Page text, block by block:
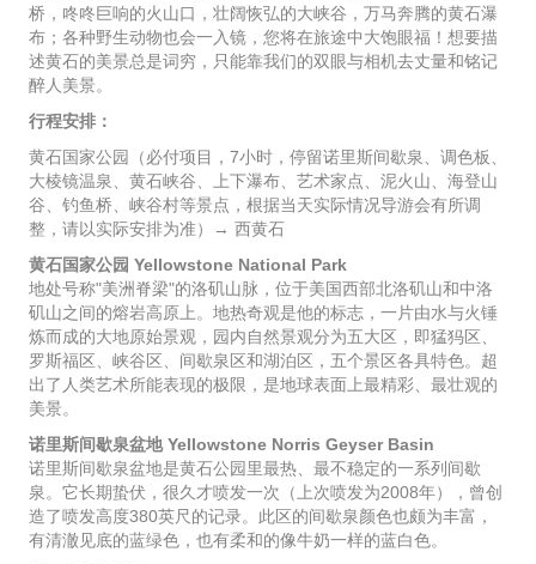
桥，咚咚巨响的火山口，壮阔恢弘的大峡谷，万马奔腾的黄石瀑
布；各种野生动物也会一入镜，您将在旅途中大饱眼福！想要描
述黄石的美景总是词穷，只能靠我们的双眼与相机去丈量和铭记
醉人美景。
行程安排：
黄石国家公园（必付项目，7小时，停留诺里斯间歇泉、调色板、
大棱镜温泉、黄石峡谷、上下瀑布、艺术家点、泥火山、海登山
谷、钓鱼桥、峡谷村等景点，根据当天实际情况导游会有所调
整，请以实际安排为准）→ 西黄石
黄石国家公园 Yellowstone National Park
地处号称"美洲脊梁"的洛矶山脉，位于美国西部北洛矶山和中洛
矶山之间的熔岩高原上。地热奇观是他的标志，一片由水与火锤
炼而成的大地原始景观，园内自然景观分为五大区，即猛犸区、
罗斯福区、峡谷区、间歇泉区和湖泊区，五个景区各具特色。超
出了人类艺术所能表现的极限，是地球表面上最精彩、最壮观的
美景。
诺里斯间歇泉盆地 Yellowstone Norris Geyser Basin
诺里斯间歇泉盆地是黄石公园里最热、最不稳定的一系列间歇
泉。它长期蛰伏，很久才喷发一次（上次喷发为2008年），曾创
造了喷发高度380英尺的记录。此区的间歇泉颜色也颇为丰富，
有清澈见底的蓝绿色，也有柔和的像牛奶一样的蓝白色。